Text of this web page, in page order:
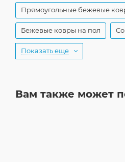
Прямоугольные бежевые
Бежевые ковры на пол
Показать еще
Вам также может